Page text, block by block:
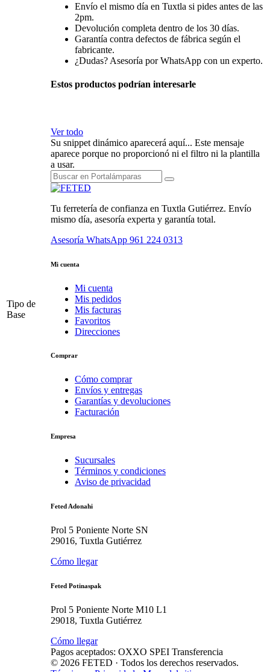
Tipo de
Base
Envío el mismo día en Tuxtla si pides antes de las
2pm.
Devolución completa dentro de los 30 días.
Garantía contra defectos de fábrica según el
fabricante.
¿Dudas? Asesoría por WhatsApp con un experto.
Estos productos podrían interesarle
Ver todo
Su snippet dinámico aparecerá aquí... Este mensaje
aparece porque no proporcionó ni el filtro ni la plantilla
a usar.
Tu ferretería de confianza en Tuxtla Gutiérrez. Envío
mismo día, asesoría experta y garantía total.
Asesoría WhatsApp 961 224 0313
Mi cuenta
Mi cuenta
Mis pedidos
Mis facturas
Favoritos
Direcciones
Comprar
Cómo comprar
Envíos y entregas
Garantías y devoluciones
Facturación
Empresa
Sucursales
Términos y condiciones
Aviso de privacidad
Feted Adonahi
Prol 5 Poniente Norte SN
29016, Tuxtla Gutiérrez
Cómo llegar
Feted Potinaspak
Prol 5 Poniente Norte M10 L1
29018, Tuxtla Gutiérrez
Cómo llegar
Pagos aceptados: OXXO SPEI Transferencia
© 2026 FETED · Todos los derechos reservados.